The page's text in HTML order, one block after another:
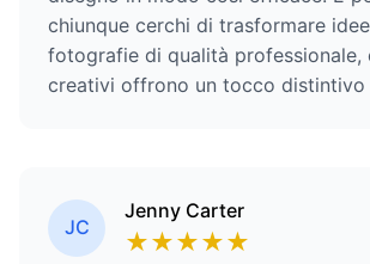
chiunque cerchi di trasformare
fotografie di qualità professionale,
creativi offrono un tocco distintivo
JC
Jenny Carter
★★★★★